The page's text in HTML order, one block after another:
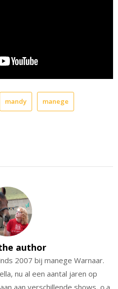
mandy manege
author
2007 bij manege Warnaar.
nu al een aantal jaren op
aan verschillende shows, o.a.